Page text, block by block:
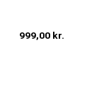
999,00 kr.